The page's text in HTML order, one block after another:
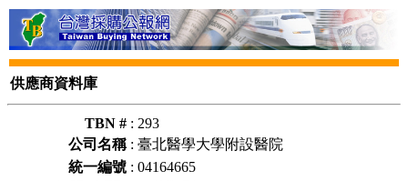
供應商資料庫
TBN # : 293
公司名稱: 臺北醫學大學附設醫院
統一編號 : 04164665